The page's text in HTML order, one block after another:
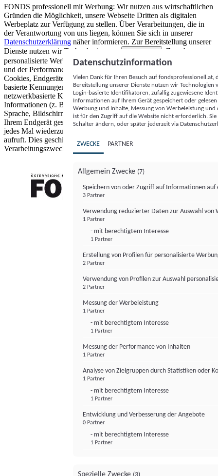
FONDS professionell mit Werbung: Wir nutzen aus wirtschaftlichen
Gründen die Möglichkeit, unsere Webseite Dritten als digitalen
Werbeplatz zur Verfügung zu stellen. Über Verarbeitungen, die in
der Verantwortung von uns liegen, können Sie sich in unserer
Datenschutzerklärung näher informieren. Zur Bereitstellung unserer
Dienste nutzen wir Technologien von
Partnern (5)
. Zwecke:
personalisierte Werbung und Inhalte, Messung von Werbeleistung
und der Performance von Inhalten sowie Zielgruppenforschung.
Cookies, Endgeräte- oder ähnliche Online-Kennungen (z. B. login-
basierte Kennungen, zufällig generierte Kennungen,
netzwerkbasierte Kennungen) können zusammen mit anderen
Informationen (z. B. Browsertyp und Browserinformationen,
Sprache, Bildschirmgröße, unterstützte Technologien usw.) auf
Ihrem Endgerät gespeichert oder von dort ausgelesen werden, um es
jedes Mal wiederzuerkennen, wenn es eine App oder einer Webseite
aufruft. Dies geschieht für einen oder mehrere der hier aufgeführten
Verarbeitungszwecke.
Datenschutzinformation
Vielen Dank für Ihren Besuch auf
Bereitstellung unserer Dienste nutzen wir Technologien
Login-basierte Identifikatoren, zufällig zugewiesene
Informationen auf Ihrem Gerät gespeichert oder
Werbung und Inhalte, Messung von Werbeleistung
ist für den Zugriff auf die Website nicht erforderlich.
Schalter ändern, oder später jederzeit via
ZWECKE PARTNER
Allgemein Zwecke (7)
Speichern von oder Zugriff auf Informationen auf
3 Partner
Verwendung reduzierter Daten zur Auswahl von
1 Partner
- mit berechtigtem Interesse
1 Partner
Erstellung von Profilen für personalisierte
2 Partner
Verwendung von Profilen zur Auswahl
2 Partner
Messung der Werbeleistung
1 Partner
- mit berechtigtem Interesse
1 Partner
Messung der Performance von Inhalten
1 Partner
Analyse von Zielgruppen durch Statistiken oder
1 Partner
- mit berechtigtem Interesse
1 Partner
Entwicklung und Verbesserung der Angebote
0 Partner
- mit berechtigtem Interesse
1 Partner
Spezielle Zwecke (3)
FONDS professionell